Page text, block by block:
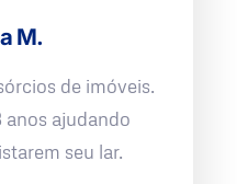
M.
de imóveis.
anos ajudando
seu lar.